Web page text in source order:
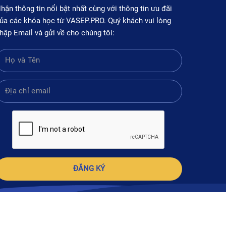
thông tin nổi bật nhất cùng với thông tin ưu đãi
các khóa học từ VASEP.PRO. Quý khách vui lòng
Email và gửi về cho chúng tôi:
ĐĂNG KÝ